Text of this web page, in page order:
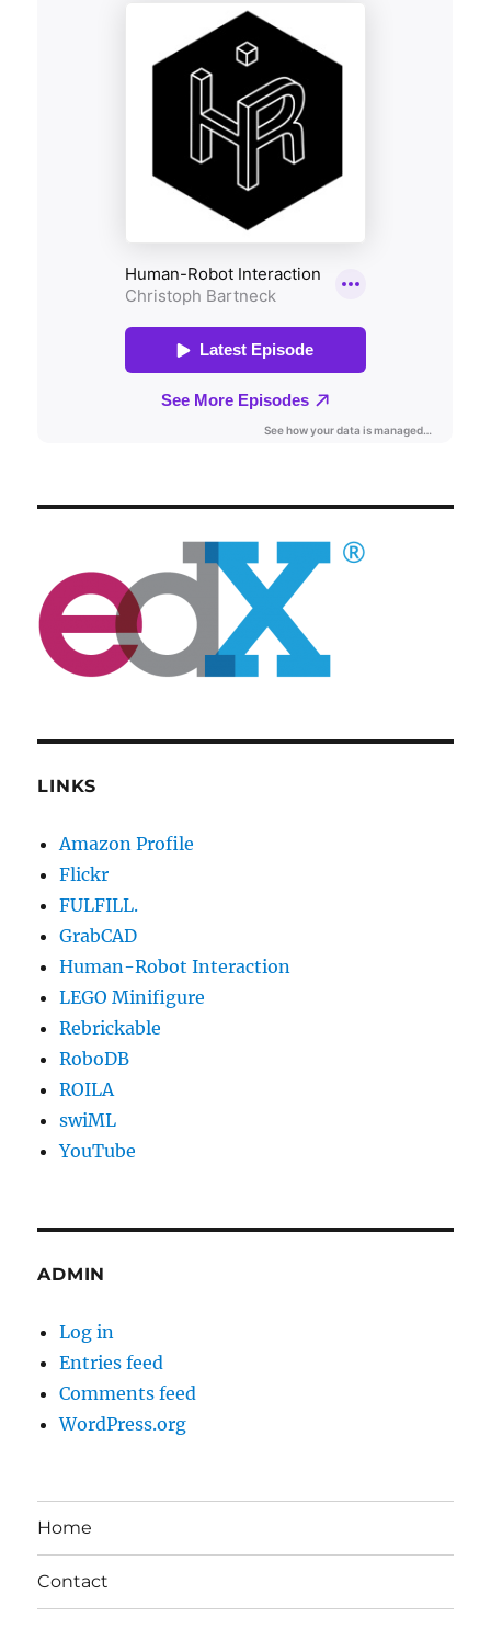
LINKS
Amazon Profile
Flickr
FULFILL.
GrabCAD
Human-Robot Interaction
LEGO Minifigure
Rebrickable
RoboDB
ROILA
swiML
YouTube
ADMIN
Log in
Entries feed
Comments feed
WordPress.org
Home
Contact